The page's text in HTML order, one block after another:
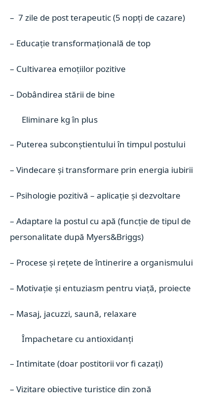
– 7 zile de post terapeutic (5 nopți de cazare)
– Educație transformațională de top
– Cultivarea emoțiilor pozitive
– Dobândirea stării de bine
Eliminare kg în plus
– Puterea subconștientului în timpul postului
– Vindecare și transformare prin energia iubirii
– Psihologie pozitivă – aplicație și dezvoltare
– Adaptare la postul cu apă (funcție de tipul de
personalitate după Myers&Briggs)
– Procese și rețete de întinerire a organismului
– Motivație și entuziasm pentru viață, proiecte
– Masaj, jacuzzi, saună, relaxare
Împachetare cu antioxidanți
– Intimitate (doar postitorii vor fi cazați)
– Vizitare obiective turistice din zonă